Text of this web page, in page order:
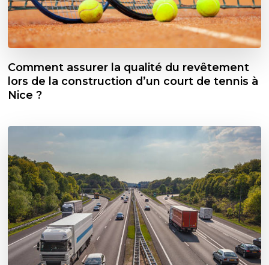
Comment assurer la qualité du revêtement
lors de la construction d’un court de tennis à
Nice ?